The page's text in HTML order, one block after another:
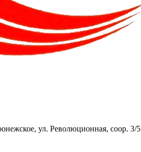
ул. Революционная, соор. 3/5